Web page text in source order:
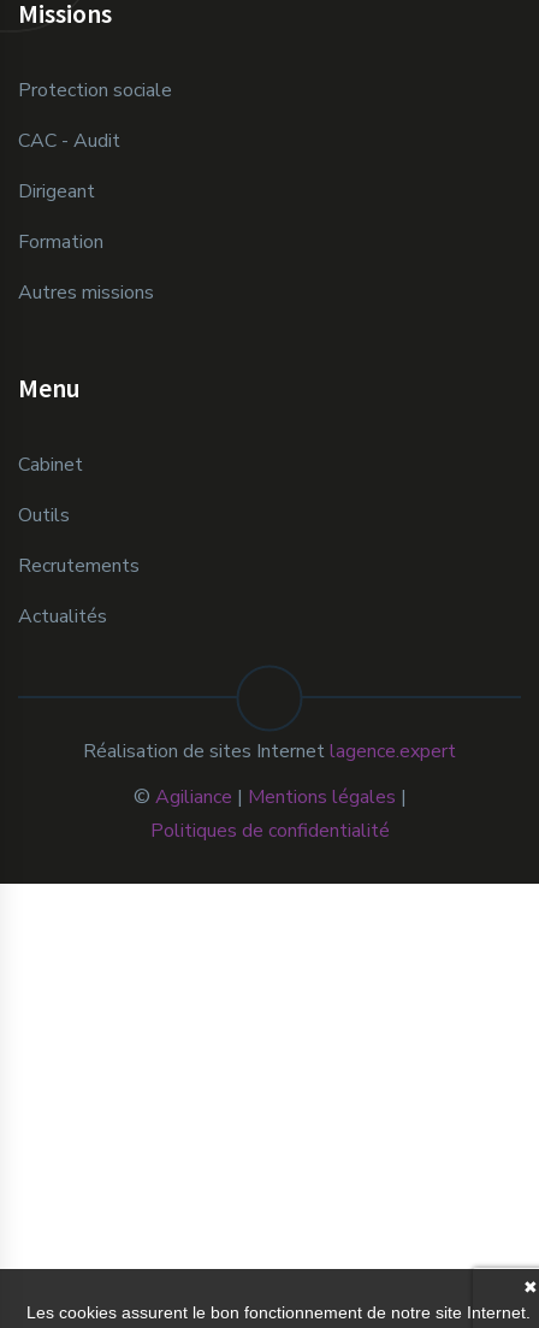
Missions
Protection sociale
CAC - Audit
Dirigeant
Formation
Autres missions
Menu
Cabinet
Outils
Recrutements
Actualités
© Agiliance | Mentions légales |
Politiques de confidentialité
Réalisation de sites Internetlagence.expert
✖
Les cookies assurent le bon fonctionnement de notre site Internet.